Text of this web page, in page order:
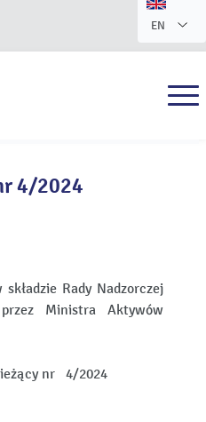
EN
4/2024
Rady Nadzorczej
Ministra Aktywów
nr 4/2024